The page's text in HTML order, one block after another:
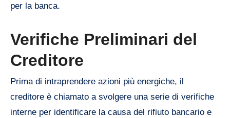
per la banca.
Verifiche Preliminari del
Creditore
Prima di intraprendere azioni più energiche, il
creditore è chiamato a svolgere una serie di verifiche
interne per identificare la causa del rifiuto bancario e